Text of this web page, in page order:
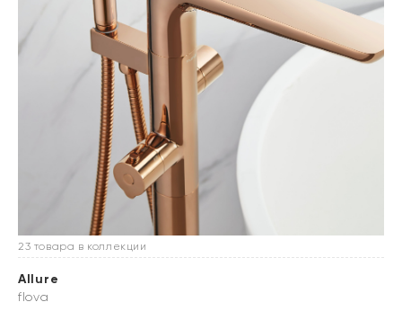
23 товара в коллекции
Allure
flova